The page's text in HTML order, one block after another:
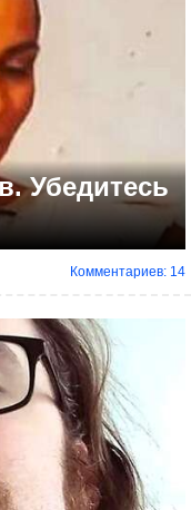
Убедитесь
Комментариев: 14